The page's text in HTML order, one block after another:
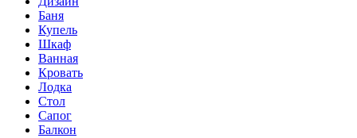
Баня
Купель
Шкаф
Ванная
Кровать
Лодка
Стол
Сапог
Балкон